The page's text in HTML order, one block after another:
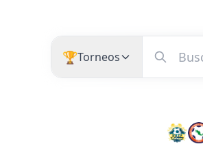
🏆Torneos